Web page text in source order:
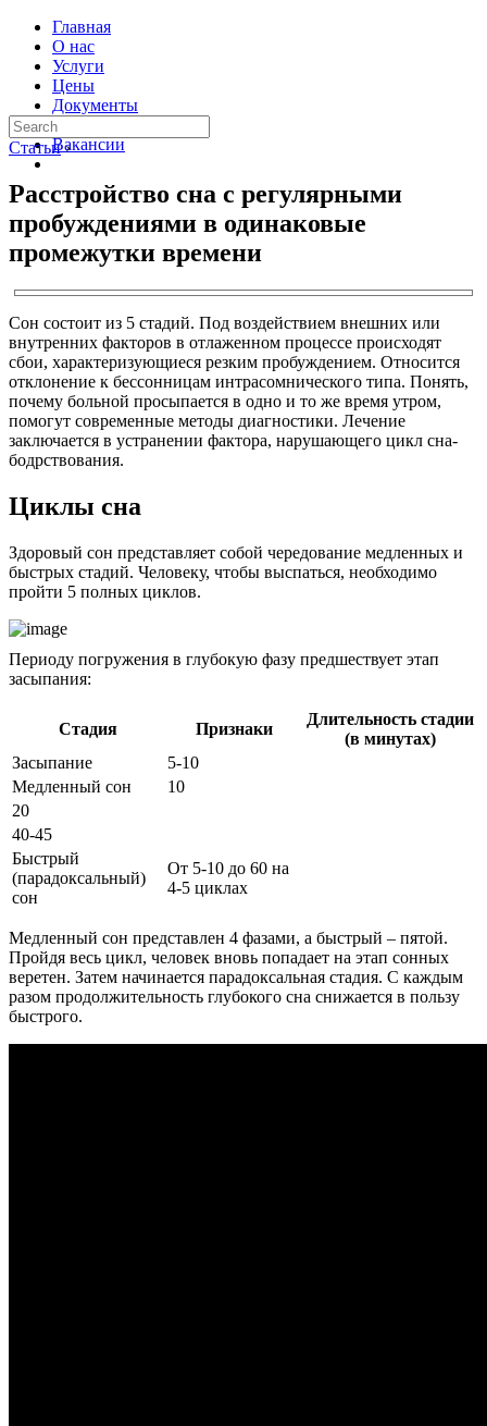
Главная
О нас
Услуги
Цены
Документы
Контакты
Вакансии
Статьи ›
Расстройство сна с регулярными
пробуждениями в одинаковые
промежутки времени
Сон состоит из 5 стадий. Под воздействием внешних или
внутренних факторов в отлаженном процессе происходят
сбои, характеризующиеся резким пробуждением. Относится
отклонение к бессонницам интрасомнического типа. Понять,
почему больной просыпается в одно и то же время утром,
помогут современные методы диагностики. Лечение
заключается в устранении фактора, нарушающего цикл сна-
бодрствования.
Циклы сна
Здоровый сон представляет собой чередование медленных и
быстрых стадий. Человеку, чтобы выспаться, необходимо
пройти 5 полных циклов.
Периоду погружения в глубокую фазу предшествует этап
засыпания:
Стадия Признаки
Длительность стадии
(в минутах)
Засыпание
5-10
Медленный сон
10
20
40-45
Быстрый
(парадоксальный)
сон
От 5-10 до 60 на
4-5 циклах
Медленный сон представлен 4 фазами, а быстрый – пятой.
Пройдя весь цикл, человек вновь попадает на этап сонных
веретен. Затем начинается парадоксальная стадия. С каждым
разом продолжительность глубокого сна снижается в пользу
быстрого.